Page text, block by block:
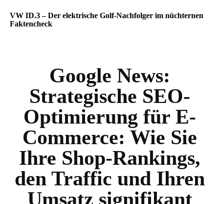
VW ID.3 – Der elektrische Golf-Nachfolger im nüchternen
Faktencheck
Google News:
Strategische SEO-
Optimierung für E-
Commerce: Wie Sie
Ihre Shop-Rankings,
den Traffic und Ihren
Umsatz signifikant